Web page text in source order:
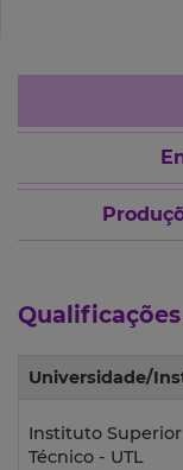
Universidade/
Instituto Superior
Técnico - UTL